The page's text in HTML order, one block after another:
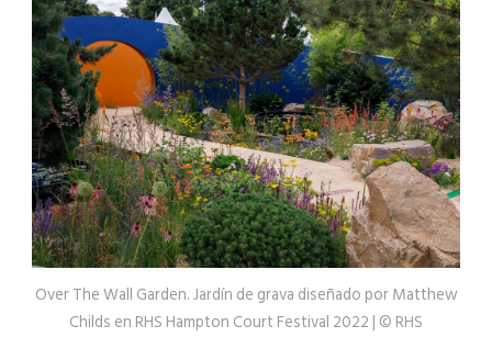
Over The Wall Garden. Jardín de grava diseñado por Matthew
Childs en RHS Hampton Court Festival 2022 | © RHS